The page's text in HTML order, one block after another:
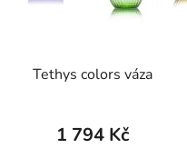
Tethys colors váza
1 794 Kč